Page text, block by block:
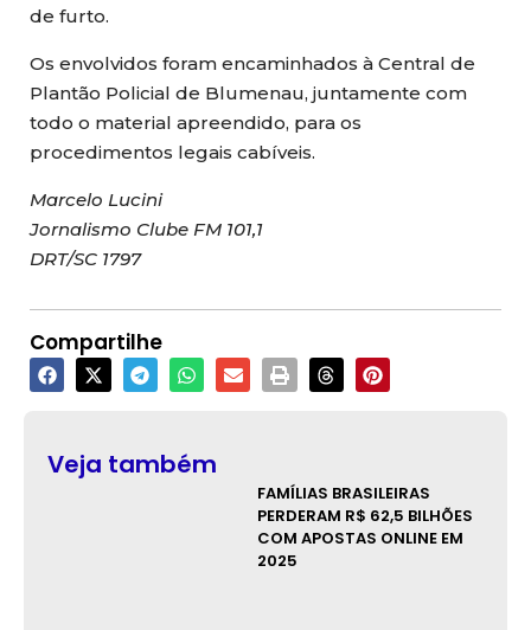
de furto.
Os envolvidos foram encaminhados à Central de
Plantão Policial de Blumenau, juntamente com
todo o material apreendido, para os
procedimentos legais cabíveis.
Marcelo Lucini
Jornalismo Clube FM 101,1
DRT/SC 1797
Compartilhe
Veja também
FAMÍLIAS BRASILEIRAS
PERDERAM R$ 62,5 BILHÕES
COM APOSTAS ONLINE EM
2025